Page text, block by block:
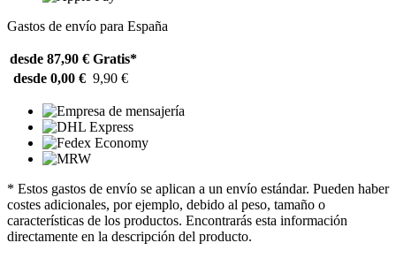
Gastos de envío para España
desde 87,90 € Gratis*
desde 0,00 € 9,90 €
* Estos gastos de envío se aplican a un envío estándar. Pueden haber
costes adicionales, por ejemplo, debido al peso, tamaño o
características de los productos. Encontrarás esta información
directamente en la descripción del producto.